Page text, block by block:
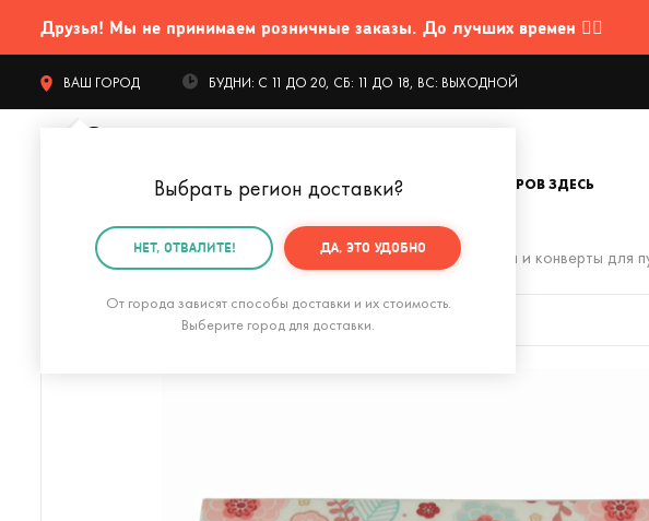
Друзья! Мы не принимаем розничные заказы. До лучших времен 🤷‍♂️
ВАШ ГОРОД
Выбрать регион доставки?
НЕТ, ОТВАЛИТЕ! ДА, ЭТО УДОБНО
От города зависят способы доставки и их стоимость.
Выберите город для доставки.
БУДНИ: С 11 ДО 20, СБ: 11 ДО 18, ВС: ВЫХОДНОЙ
КАТАЛОГ ТОВАРОВ ЗДЕСЬ
Главная Одежда и аксессуары Аксессуары Сумочки и конверты для